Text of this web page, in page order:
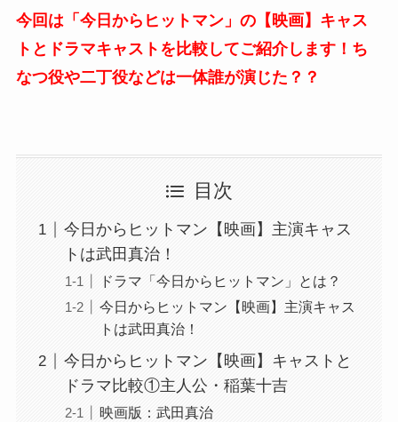
今回は「今日からヒットマン」の【映画】キャス
トとドラマキャストを比較してご紹介します！ち
なつ役や二丁役などは一体誰が演じた？？
目次
今日からヒットマン【映画】主演キャス
トは武田真治！
ドラマ「今日からヒットマン」とは？
今日からヒットマン【映画】主演キャス
トは武田真治！
今日からヒットマン【映画】キャストと
ドラマ比較①主人公・稲葉十吉
映画版：武田真治